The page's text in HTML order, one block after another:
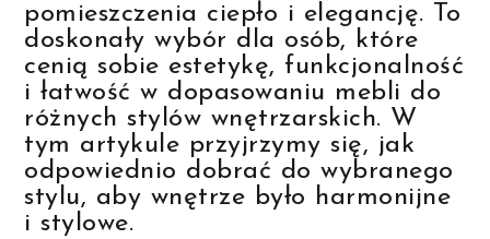
pomieszczenia ciepło i elegancję. To
doskonały wybór dla osób, które
cenią sobie estetykę, funkcjonalność
i łatwość w dopasowaniu mebli do
różnych stylów wnętrzarskich. W
tym artykule przyjrzymy się, jak
odpowiednio dobrać do wybranego
stylu, aby wnętrze było harmonijne
i stylowe.